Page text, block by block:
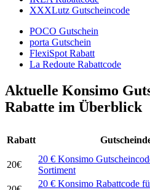
XXXLutz Gutscheincode
POCO Gutschein
porta Gutschein
FlexiSpot Rabatt
La Redoute Rabattcode
Aktuelle Konsimo
Rabatte im Überblick
Rabatt
20€
20 € Konsimo
Sortiment
20 € Konsimo Rabattcode